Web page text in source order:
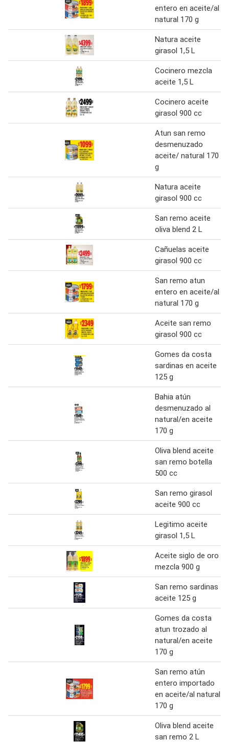
entero en aceite/al
natural 170 g
Natura aceite
girasol 1,5 L
Cocinero mezcla
aceite 1,5 L
Cocinero aceite
girasol 900 cc
Atun san remo
desmenuzado
aceite/ natural 170
g
Natura aceite
girasol 900 cc
San remo aceite
oliva blend 2 L
Cañuelas aceite
girasol 900 cc
San remo atun
entero en aceite/al
natural 170 g
Aceite san remo
girasol 900 cc
Gomes da costa
sardinas en aceite
125 g
Bahia atún
desmenuzado al
natural/en aceite
170 g
Oliva blend aceite
san remo botella
500 cc
San remo girasol
aceite 900 cc
Legitimo aceite
girasol 1,5 L
Aceite siglo de oro
mezcla 900 g
San remo sardinas
aceite 125 g
Gomes da costa
atun trozado al
natural/en aceite
170 g
San remo atún
entero importado
en aceite/al natural
170 g
Oliva blend aceite
san remo 2 L